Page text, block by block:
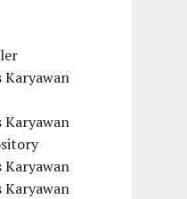
Karyawan
Karyawan
Karyawan
Karyawan